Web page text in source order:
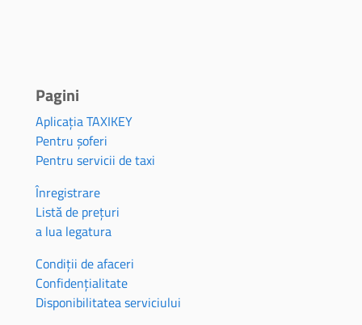
Pagini
Aplicația TAXIKEY
Pentru șoferi
Pentru servicii de taxi
Înregistrare
Listă de prețuri
a lua legatura
Condiții de afaceri
Confidențialitate
Disponibilitatea serviciului